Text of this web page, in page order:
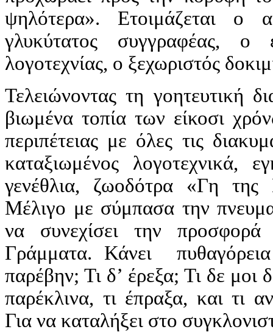
ψηλότερα». Ετοιμάζεται ο
γλυκύτατος συγγραφέας, ο
λογοτεχνίας, ο ξεχωριστός
Τελειώνοντας τη γοητευτική
βιωμένα τοπία των είκοσι
περιπέτειας με όλες τις
καταξιωμένος λογοτεχνικά,
γενέθλια, ζωοδότρα «Γη της
Μέλιγο με σύμπασα την
να συνεχίσει την
Γράμματα. Κάνει
παρέβην; Τι δ’ έρεξα; Τι δε
παρέκλινα, τι έπραξα, και τι
Για να καταλήξει στο